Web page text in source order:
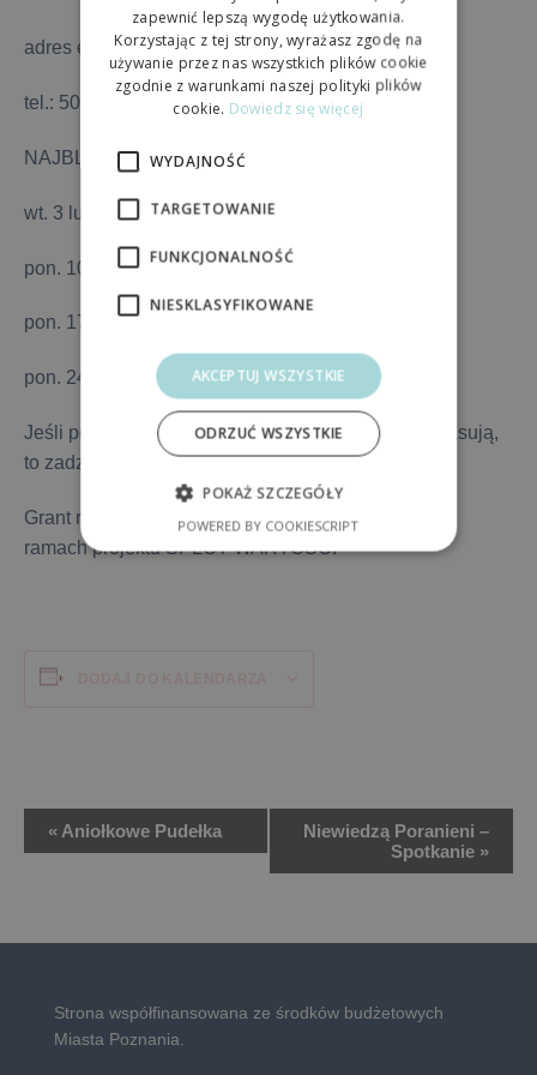
adres email:fundacjagonito@gmail.com
tel.: 501 371 016
NAJBLIŻSZE DYŻURY:
wt. 3 luty 2025 – godz. 9 – 10.30
pon. 10 luty 2025 – godz. 9 – 10.30
pon. 17 luty 2025 – godz. 9 – 10.30
pon. 24 luty 2025 – godz. 9 – 10.30
Jeśli powyżej zaproponowane terminy Tobie nie pasują,
to zadzwoń, a umówimy się indywidualnie
Grant realizowany ze środków Unii Europejskiej w
ramach projektu SPLOT WARTOŚCI
Wydarzenie
Nawigacja
« Aniołkowe Pudełka
Niewiedzą Poranieni –
Spotkanie »
Strona współfinansowana ze środków budżetowych
Miasta Poznania.
zapewnić lepszą wygodę użytkowania.
Korzystając z tej strony, wyrażasz zgodę na
używanie przez nas wszystkich plików cookie
zgodnie z warunkami naszej polityki plików
cookie. Dowiedz się więcej
WYDAJNOŚĆ
TARGETOWANIE
FUNKCJONALNOŚĆ
NIESKLASYFIKOWANE
AKCEPTUJ WSZYSTKIE
ODRZUĆ WSZYSTKIE
POKAŻ SZCZEGÓŁY
POWERED BY COOKIESCRIPT